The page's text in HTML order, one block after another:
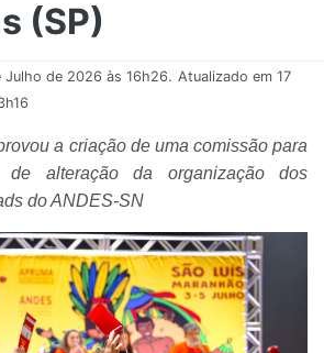
(SP)
Julho de 2026 às 16h26. Atualizado em 17
a criação de uma comissão para
de alteração da organização dos
do ANDES-SN